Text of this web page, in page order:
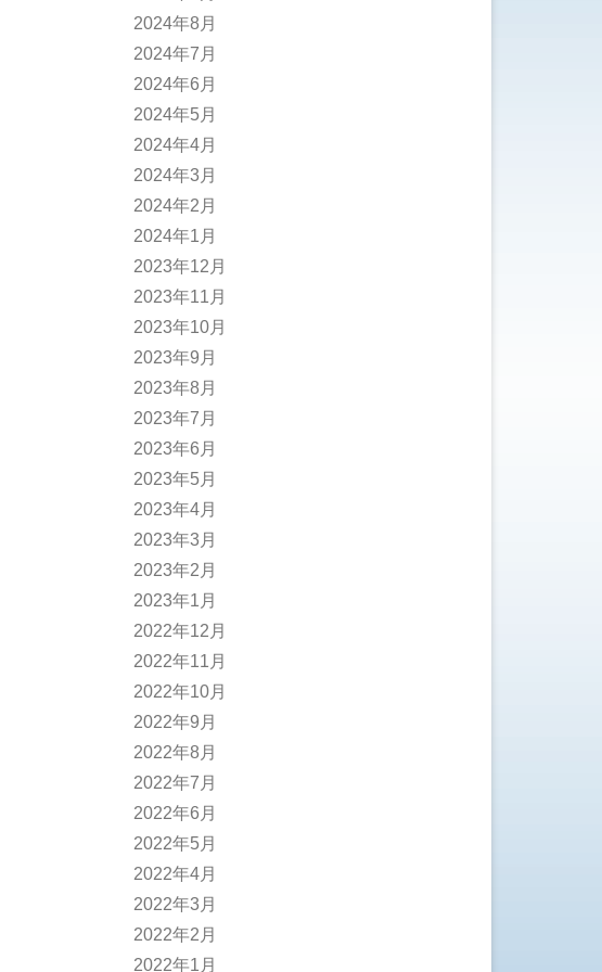
2024年8月
2024年7月
2024年6月
2024年5月
2024年4月
2024年3月
2024年2月
2024年1月
2023年12月
2023年11月
2023年10月
2023年9月
2023年8月
2023年7月
2023年6月
2023年5月
2023年4月
2023年3月
2023年2月
2023年1月
2022年12月
2022年11月
2022年10月
2022年9月
2022年8月
2022年7月
2022年6月
2022年5月
2022年4月
2022年3月
2022年2月
2022年1月